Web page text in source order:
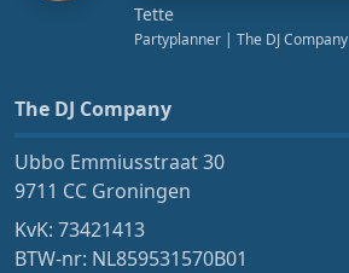
Tette
Partyplanner | The DJ Company
The DJ Company
Ubbo Emmiusstraat 30
9711 CC Groningen
KvK: 73421413
BTW-nr: NL859531570B01